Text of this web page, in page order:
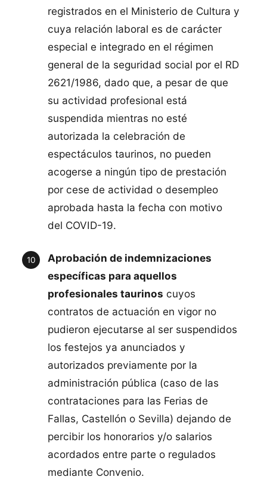
registrados en el Ministerio de Cultura y
cuya relación laboral es de carácter
especial e integrado en el régimen
general de la seguridad social por el RD
2621/1986, dado que, a pesar de que
su actividad profesional está
suspendida mientras no esté
autorizada la celebración de
espectáculos taurinos, no pueden
acogerse a ningún tipo de prestación
por cese de actividad o desempleo
aprobada hasta la fecha con motivo
del COVID-19.
Aprobación de indemnizaciones
específicas para aquellos
profesionales taurinos cuyos
contratos de actuación en vigor no
pudieron ejecutarse al ser suspendidos
los festejos ya anunciados y
autorizados previamente por la
administración pública (caso de las
contrataciones para las Ferias de
Fallas, Castellón o Sevilla) dejando de
percibir los honorarios y/o salarios
acordados entre parte o regulados
mediante Convenio.